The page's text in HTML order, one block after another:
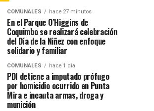
COMUNALES hace 27 minutos
En el Parque O’Higgins de
Coquimbo se realizará celebración
del Día de la Niñez con enfoque
solidario y familiar
COMUNALES hace 1 día
PDI detiene a imputado prófugo
por homicidio ocurrido en Punta
Mira e incauta armas, droga y
munición